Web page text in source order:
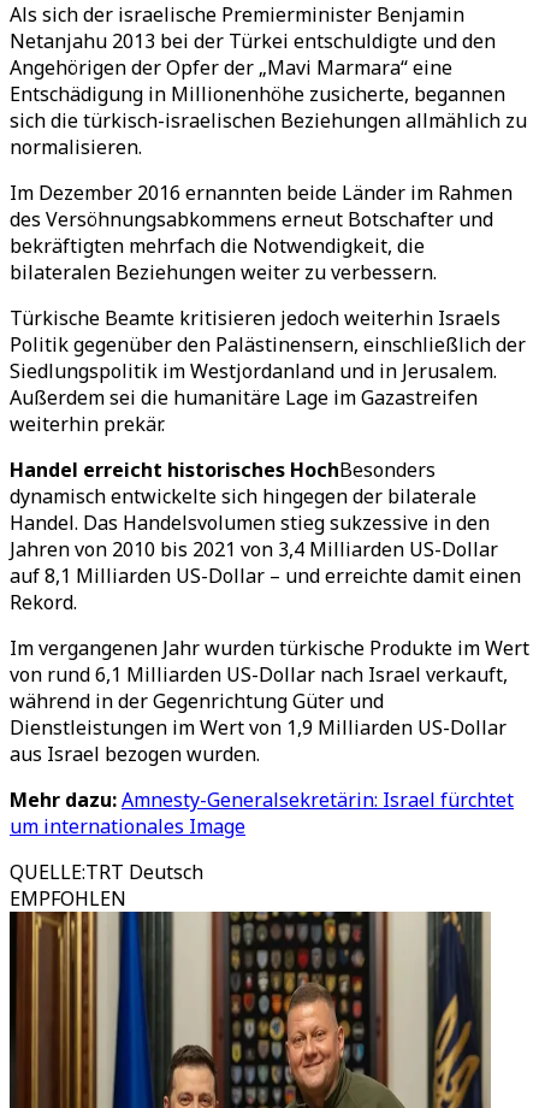
Als sich der israelische Premierminister Benjamin
Netanjahu 2013 bei der Türkei entschuldigte und den
Angehörigen der Opfer der „Mavi Marmara“ eine
Entschädigung in Millionenhöhe zusicherte, begannen
sich die türkisch-israelischen Beziehungen allmählich zu
normalisieren.
Im Dezember 2016 ernannten beide Länder im Rahmen
des Versöhnungsabkommens erneut Botschafter und
bekräftigten mehrfach die Notwendigkeit, die
bilateralen Beziehungen weiter zu verbessern.
Türkische Beamte kritisieren jedoch weiterhin Israels
Politik gegenüber den Palästinensern, einschließlich der
Siedlungspolitik im Westjordanland und in Jerusalem.
Außerdem sei die humanitäre Lage im Gazastreifen
weiterhin prekär.
Handel erreicht historisches HochBesonders
dynamisch entwickelte sich hingegen der bilaterale
Handel. Das Handelsvolumen stieg sukzessive in den
Jahren von 2010 bis 2021 von 3,4 Milliarden US-Dollar
auf 8,1 Milliarden US-Dollar – und erreichte damit einen
Rekord.
Im vergangenen Jahr wurden türkische Produkte im Wert
von rund 6,1 Milliarden US-Dollar nach Israel verkauft,
während in der Gegenrichtung Güter und
Dienstleistungen im Wert von 1,9 Milliarden US-Dollar
aus Israel bezogen wurden.
Mehr dazu:Amnesty-Generalsekretärin: Israel fürchtet
um internationales Image
QUELLE:TRT Deutsch
EMPFOHLEN